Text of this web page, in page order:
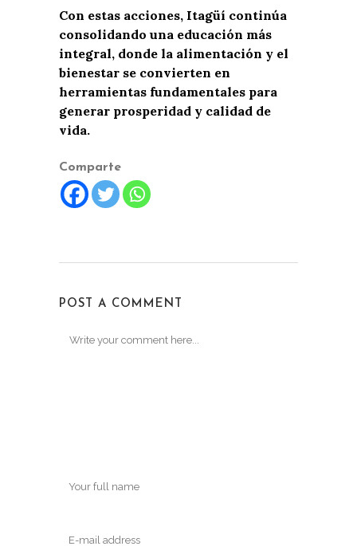
Con estas acciones, Itagüí continúa
consolidando una educación más
integral, donde la alimentación y el
bienestar se convierten en
herramientas fundamentales para
generar prosperidad y calidad de
vida.
Comparte
POST A COMMENT